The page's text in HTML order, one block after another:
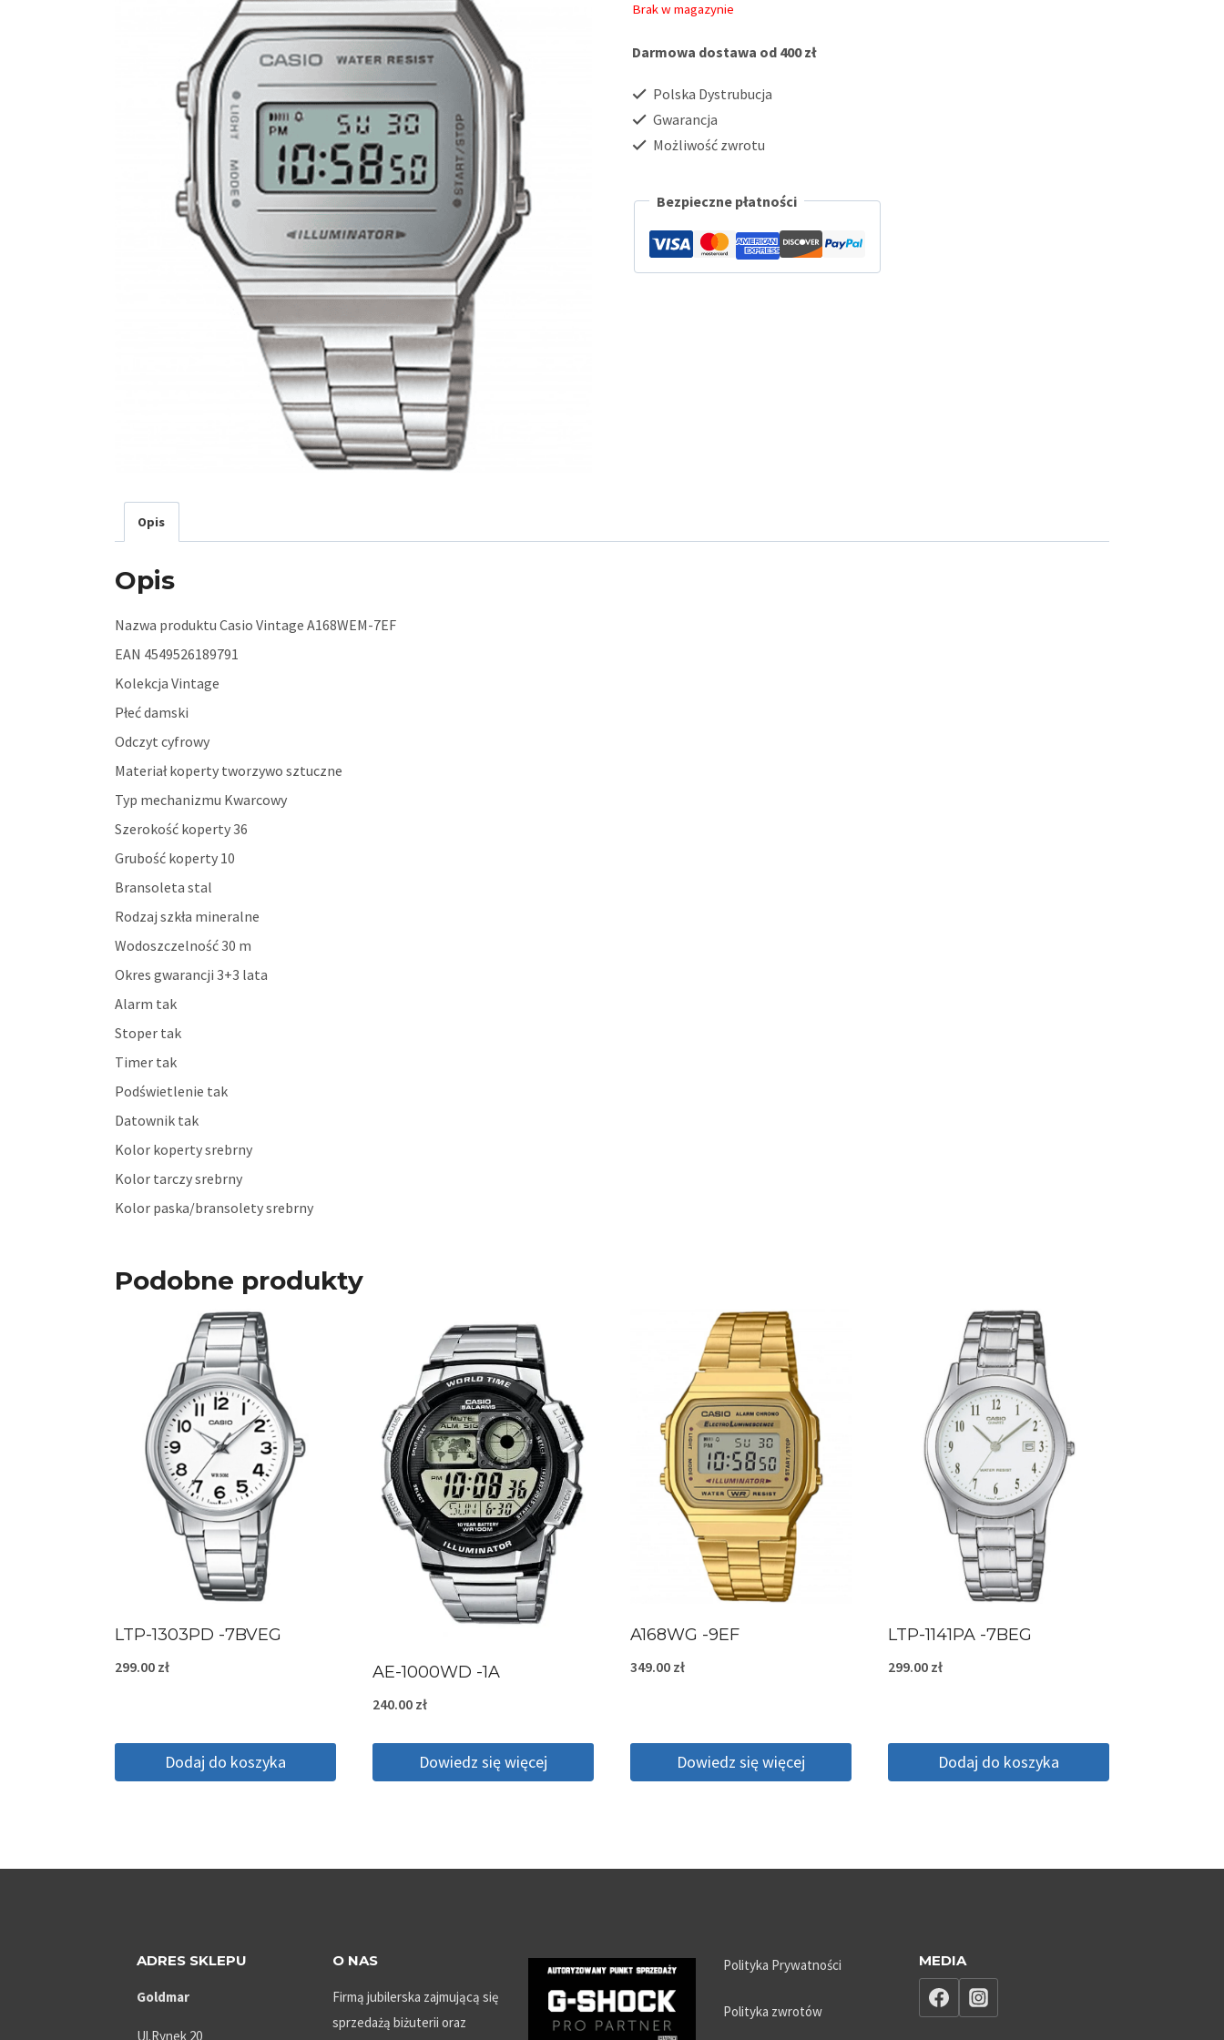
Brak w magazynie
Darmowa dostawa od 400 zł
Polska Dystrubucja
Gwarancja
Możliwość zwrotu
Bezpieczne płatności
Opis
Opis
Nazwa produktu Casio Vintage A168WEM-7EF
EAN 4549526189791
Kolekcja Vintage
Płeć damski
Odczyt cyfrowy
Materiał koperty tworzywo sztuczne
Typ mechanizmu Kwarcowy
Szerokość koperty 36
Grubość koperty 10
Bransoleta stal
Rodzaj szkła mineralne
Wodoszczelność 30 m
Okres gwarancji 3+3 lata
Alarm tak
Stoper tak
Timer tak
Podświetlenie tak
Datownik tak
Kolor koperty srebrny
Kolor tarczy srebrny
Kolor paska/bransolety srebrny
Podobne produkty
LTP-1303PD -7BVEG
299.00 zł
Dodaj do koszyka
AE-1000WD -1A
240.00 zł
Dowiedz się więcej
A168WG -9EF
349.00 zł
Dowiedz się więcej
LTP-1141PA -7BEG
299.00 zł
Dodaj do koszyka
ADRES SKLEPU
Goldmar
Ul.Rynek 20
O NAS
Firmą jubilerska zajmującą się
sprzedażą biżuterii oraz
Polityka Prywatności
Polityka zwrotów
MEDIA